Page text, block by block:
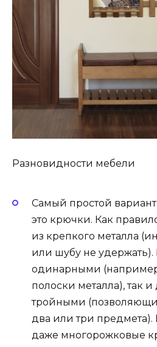
Разновидности мебели
Самый простой
это крючки. Как
из крепкого металла
или шубу не удержать).
одинарными
полоски металла), так
тройными
два или три предмета).
даже многорожковые